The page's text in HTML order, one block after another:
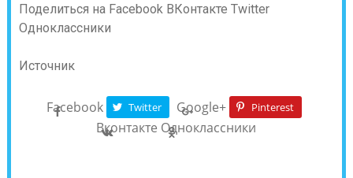
Поделиться на Facebook ВКонтакте Twitter
Одноклассники
Источник
Facebook Twitter Google+ Pinterest
Вконтакте Одноклассники